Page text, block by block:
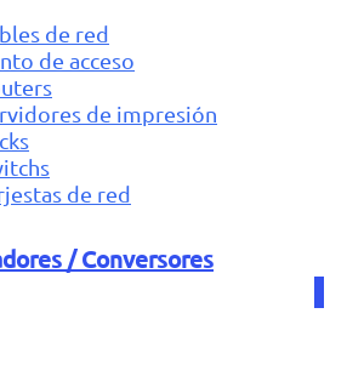
de red
de acceso
de impresión
de red
/ Conversores